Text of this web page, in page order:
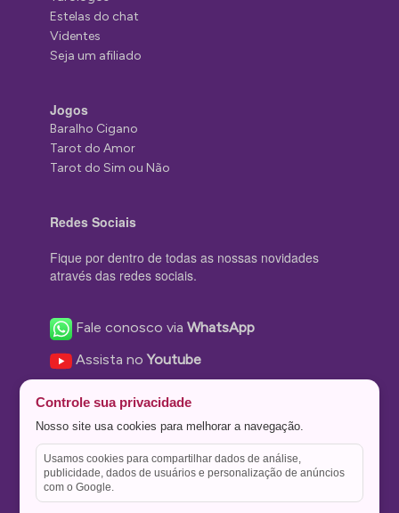
Estelas do chat
Videntes
Seja um afiliado
Jogos
Baralho Cigano
Tarot do Amor
Tarot do Sim ou Não
Redes Sociais
Fique por dentro de todas as nossas novidades
através das redes sociais.
Fale conosco viaWhatsApp
Assista noYoutube
Nos siga no Instagram
Nos siga noTwitter
Salve no
Controle sua privacidade
Nosso site usa cookies para melhorar a navegação.
Usamos cookies para compartilhar dados de análise,
publicidade, dados de usuários e personalização de anúncios
com o Google.